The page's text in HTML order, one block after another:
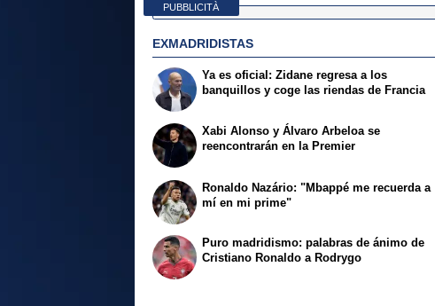
PUBBLICITÀ
EXMADRIDISTAS
Ya es oficial: Zidane regresa a los
banquillos y coge las riendas de Francia
Xabi Alonso y Álvaro Arbeloa se
reencontrarán en la Premier
Ronaldo Nazário: "Mbappé me recuerda a
mí en mi prime"
Puro madridismo: palabras de ánimo de
Cristiano Ronaldo a Rodrygo